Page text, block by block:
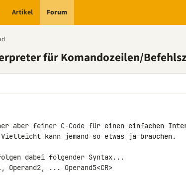
Artikel Forum
für Komandozeilen/
aber feiner C-Code für einen einfachen
Vielleicht kann jemand so etwas ja brauchen.
folgen dabei folgender Syntax...
Operand2, ... Operand5<CR>